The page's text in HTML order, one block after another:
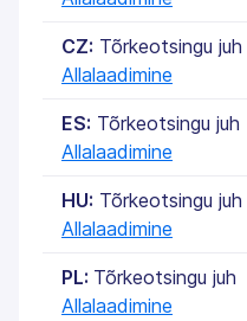
CZ: Tõrkeotsingu juh
Allalaadimine
ES: Tõrkeotsingu juh
Allalaadimine
HU: Tõrkeotsingu juh
Allalaadimine
PL: Tõrkeotsingu juh
Allalaadimine